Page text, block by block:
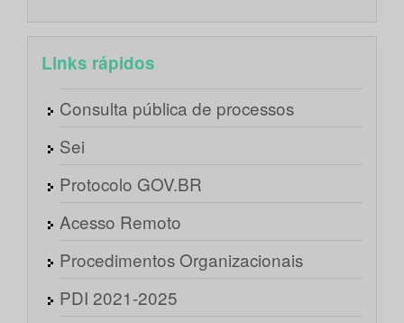
Links rápidos
Consulta pública de processos
Sei
Protocolo GOV.BR
Acesso Remoto
Procedimentos Organizacionais
PDI 2021-2025